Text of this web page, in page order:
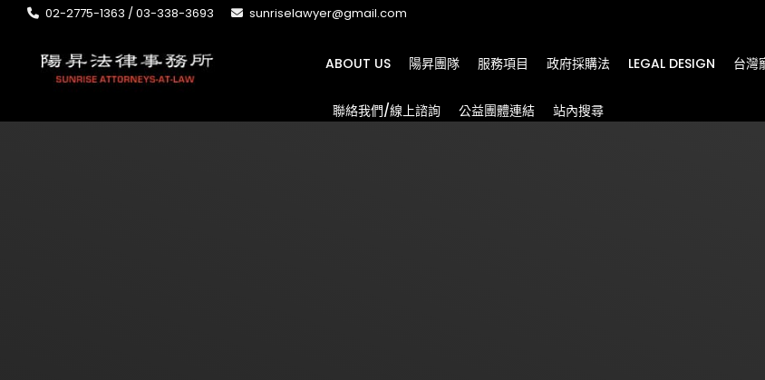
02-2775-1363 / 03-338-3693 sunriselawyer@gmail.com
ABOUT US 陽昇團隊 服務項目 政府採購法 LEGAL DESIGN 台灣
聯絡我們/線上諮詢 公益團體連結 站內搜尋